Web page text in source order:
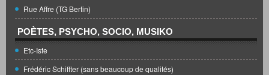
Rue Affre (TG Bertin)
POÈTES, PSYCHO, SOCIO, MUSIKO
Etc-Iste
Frédéric Schiffter (sans beaucoup de qualités)